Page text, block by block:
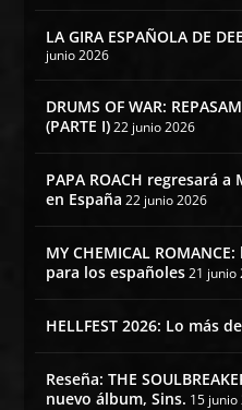
LA GIRA ESPAÑOLA DE
junio 2026
DRUMS OF WAR:
(PARTE I) 22 junio 2026
PAPA ROACH regresará
en España 22 junio 2026
MY CHEMICAL
para los españoles 21 junio
HELLFEST 2026: Lo más
Reseña: THE
nuevo álbum, Sins. 15 junio